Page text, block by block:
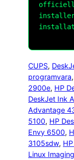
CUPS,
programvara,
2900e, HP
DeskJet Ink
Advantage
5100, HP
Envy 6500,
3105sdw,
Linux